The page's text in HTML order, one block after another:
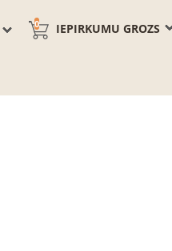
IEPIRKUMU GROZS
0